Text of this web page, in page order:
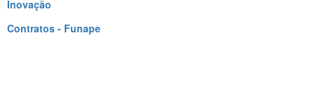
Inovação
Contratos - Funape